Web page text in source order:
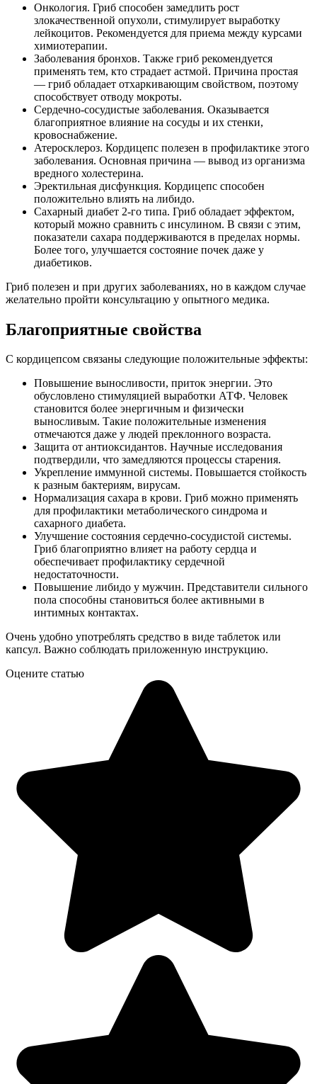
Онкология. Гриб способен замедлить рост
злокачественной опухоли, стимулирует выработку
лейкоцитов. Рекомендуется для приема между курсами
химиотерапии.
Заболевания бронхов. Также гриб рекомендуется
применять тем, кто страдает астмой. Причина простая
— гриб обладает отхаркивающим свойством, поэтому
способствует отводу мокроты.
Сердечно-сосудистые заболевания. Оказывается
благоприятное влияние на сосуды и их стенки,
кровоснабжение.
Атеросклероз. Кордицепс полезен в профилактике этого
заболевания. Основная причина — вывод из организма
вредного холестерина.
Эректильная дисфункция. Кордицепс способен
положительно влиять на либидо.
Сахарный диабет 2-го типа. Гриб обладает эффектом,
который можно сравнить с инсулином. В связи с этим,
показатели сахара поддерживаются в пределах нормы.
Более того, улучшается состояние почек даже у
диабетиков.
Гриб полезен и при других заболеваниях, но в каждом случае
желательно пройти консультацию у опытного медика.
Благоприятные свойства
С кордицепсом связаны следующие положительные эффекты:
Повышение выносливости, приток энергии. Это
обусловлено стимуляцией выработки АТФ. Человек
становится более энергичным и физически
выносливым. Такие положительные изменения
отмечаются даже у людей преклонного возраста.
Защита от антиоксидантов. Научные исследования
подтвердили, что замедляются процессы старения.
Укрепление иммунной системы. Повышается стойкость
к разным бактериям, вирусам.
Нормализация сахара в крови. Гриб можно применять
для профилактики метаболического синдрома и
сахарного диабета.
Улучшение состояния сердечно-сосудистой системы.
Гриб благоприятно влияет на работу сердца и
обеспечивает профилактику сердечной
недостаточности.
Повышение либидо у мужчин. Представители сильного
пола способны становиться более активными в
интимных контактах.
Очень удобно употреблять средство в виде таблеток или
капсул. Важно соблюдать приложенную инструкцию.
Оцените статью